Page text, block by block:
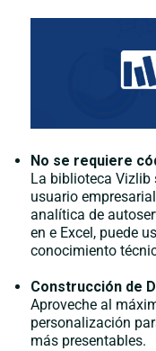
No se requiere
La biblioteca Vizlib
usuario
analítica de
en e Excel, puede
conocimiento
Construcción de
Aproveche al
personalización
más presentables.